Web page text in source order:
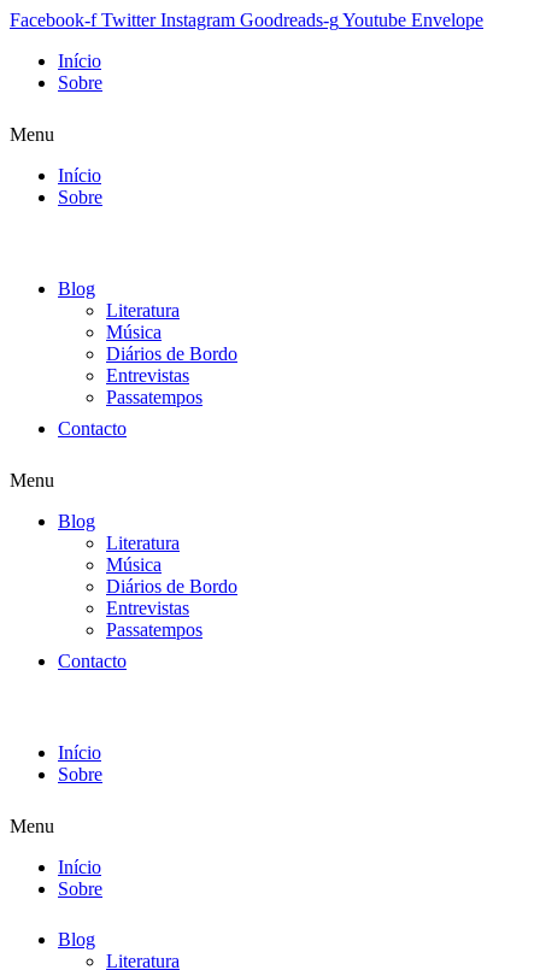
Facebook-f Twitter Instagram Goodreads-gYoutube Envelope
Início
Sobre
Menu
Início
Sobre
Blog
Literatura
Música
Diários de Bordo
Entrevistas
Passatempos
Contacto
Menu
Blog
Literatura
Música
Diários de Bordo
Entrevistas
Passatempos
Contacto
Início
Sobre
Menu
Início
Sobre
Blog
Literatura